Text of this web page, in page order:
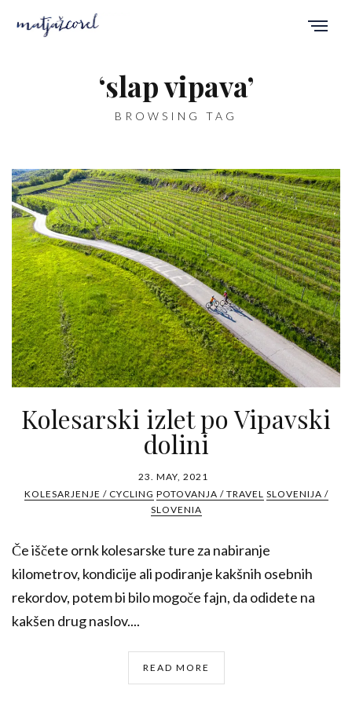
‘slap vipava’
BROWSING TAG
Kolesarski izlet po Vipavski
dolini
23. MAY, 2021
KOLESARJENJE / CYCLING POTOVANJA / TRAVEL SLOVENIJA /
SLOVENIA
Če iščete ornk kolesarske ture za nabiranje
kilometrov, kondicije ali podiranje kakšnih osebnih
rekordov, potem bi bilo mogoče fajn, da odidete na
kakšen drug naslov....
READ MORE